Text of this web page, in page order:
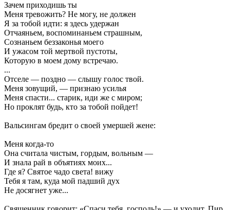
Зачем приходишь ты
Меня тревожить? Не могу, не должен
Я за тобой идти: я здесь удержан
Отчаяньем, воспоминаньем страшным,
Сознаньем беззаконья моего
И ужасом той мертвой пустоты,
Которую в моем дому встречаю.
...
Отселе — поздно — слышу голос твой.
Меня зовущий, — признаю усилья
Меня спасти... старик, иди же с миром;
Но проклят будь, кто за тобой пойдет!
Вальсингам бредит о своей умершей жене:
Меня когда-то
Она считала чистым, гордым, вольным —
И знала рай в объятиях моих...
Где я? Святое чадо света! вижу
Тебя я там, куда мой падший дух
Не досягнет уже...